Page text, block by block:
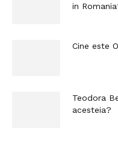
in
Cine este
Teodora
acesteia?